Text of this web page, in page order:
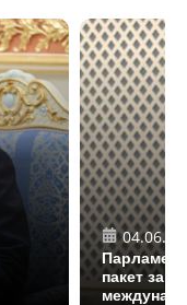
пакет